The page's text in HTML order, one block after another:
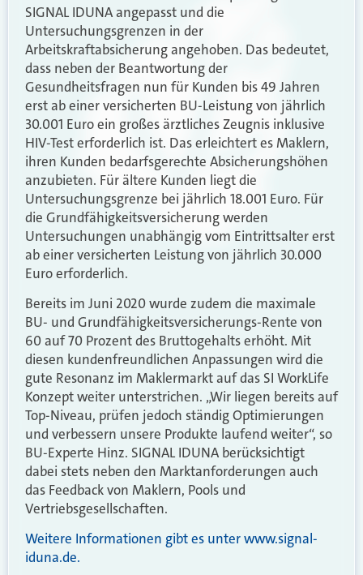
SIGNAL IDUNA angepasst und die
Untersuchungsgrenzen in der
Arbeitskraftabsicherung angehoben. Das bedeutet,
dass neben der Beantwortung der
Gesundheitsfragen nun für Kunden bis 49 Jahren
erst ab einer versicherten BU-Leistung von jährlich
30.001 Euro ein großes ärztliches Zeugnis inklusive
HIV-Test erforderlich ist. Das erleichtert es Maklern,
ihren Kunden bedarfsgerechte Absicherungshöhen
anzubieten. Für ältere Kunden liegt die
Untersuchungsgrenze bei jährlich 18.001 Euro. Für
die Grundfähigkeitsversicherung werden
Untersuchungen unabhängig vom Eintrittsalter erst
ab einer versicherten Leistung von jährlich 30.000
Euro erforderlich.
Bereits im Juni 2020 wurde zudem die maximale
BU- und Grundfähigkeitsversicherungs-Rente von
60 auf 70 Prozent des Bruttogehalts erhöht. Mit
diesen kundenfreundlichen Anpassungen wird die
gute Resonanz im Maklermarkt auf das SI WorkLife
Konzept weiter unterstrichen. „Wir liegen bereits auf
Top-Niveau, prüfen jedoch ständig Optimierungen
und verbessern unsere Produkte laufend weiter“, so
BU-Experte Hinz. SIGNAL IDUNA berücksichtigt
dabei stets neben den Marktanforderungen auch
das Feedback von Maklern, Pools und
Vertriebsgesellschaften.
Weitere Informationen gibt es unter www.signal-
iduna.de.